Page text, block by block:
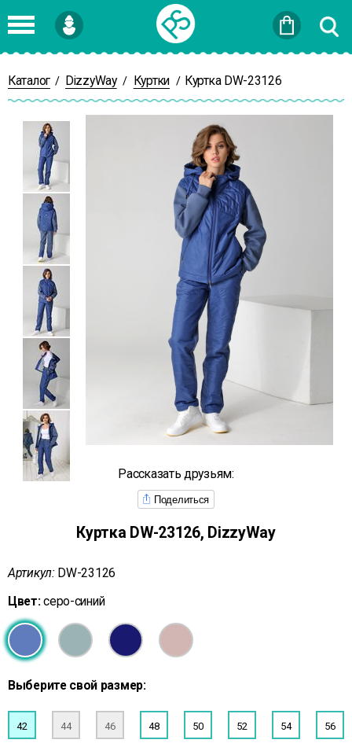
Войти
Каталог / DizzyWay / Куртки / Куртка DW-23126
Рассказать друзьям:
Поделиться
Куртка DW-23126, DizzyWay
Артикул: DW-23126
Цвет: серо-синий
Выберите свой размер:
42 44 46 48 50 52 54 56